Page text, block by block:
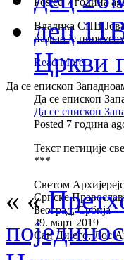
Владика СПЦ
назвао је
Read More
Да се епископ
Да се епископ
Да се епископ
Posted 7 година
Текст петиције
***
Светом
Српске
Београд, Србија
29. март 2019
Сан Дијего, Лос
дец 11
Цркви
« «